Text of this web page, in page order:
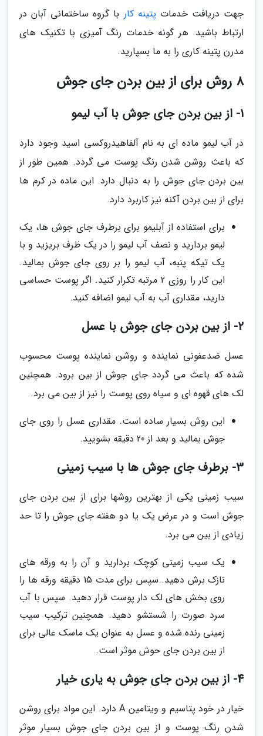
جهت دریافت خدمات پتینه کار با گروه ساختمانی آبان در
ارتباط باشید. هر گونه خدمات رنگ آمیزی با تکنیک های
مدرن پتینه کاری را به ما بسپارید.
8 روش برای از بین بردن جای جوش
1- از بین بردن جای جوش با آب لیمو
در آب لیمو ماده ای به نام آلفاهیدروکسی اسید وجود دارد
که باعث روشن شدن رنگ پوست می گردد. همین طور از
بین بردن جای جوش را به دنبال دارد. این ماده در کرم ها
برای از بین بردن آکنه نیز کاربرد دارد.
برای استفاده از آبلیمو برای برطرف جای جوش ها، یک
لیمو بردارید و نصف آب لیمو را در یک ظرف بریزید و با
یک تیکه پنبه، آب لیمو را بر روی جای جوش بمالید.
این کار را روزی 2 مرتبه تکرار کنید. اگر پوست حساسی
دارید، مقداری آب به آب لیمو اضافه کنید.
2- از بین بردن جای جوش با عسل
عسل ضدعفونی نماینده و روشن نماینده پوست محسوب
شده که باعث می گردد جای جوش از بین برود. همچنین
لک های قهوه ای و سیاه روی پوست را نیز از بین می برد.
این روش بسیار ساده است. مقداری عسل را روی جای
جوش بمالید و بعد از 20 دقیقه بشویید.
3- برطرف جای جوش ها با سیب زمینی
سیب زمینی یکی از بهترین روشها برای از بین بردن جای
جوش است و در عرض یک یا دو هفته جای جوش را تا حد
زیادی از بین می برد.
یک سیب زمینی کوچک بردارید و آن را به ورقه های
نازک برش دهید. سپس برای مدت 15 دقیقه ورقه ها را
روی بخش های لک دار پوست قرار دهید. سپس با آب
سرد صورت را شستشو دهید. همچنین ترکیب سیب
زمینی رنده شده و عسل به عنوان یک ماسک عالی برای
از بین بردن جای حوش موثر است.
4- از بین بردن جای جوش به یاری خیار
خیار در خود پتاسیم و ویتامین A دارد. این مواد برای روشن
شدن رنگ پوست و از بین بردن جای جوش بسیار موثر